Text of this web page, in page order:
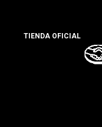
TIENDA OFICIAL